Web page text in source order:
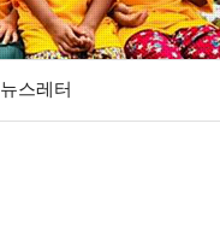
뉴스레터